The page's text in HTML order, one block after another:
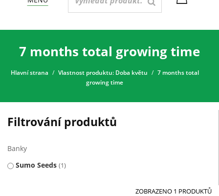
7 months total growing time
Hlavní strana Vlastnost produktu: Doba květu
7 months total
growing time
Filtrování produktů
Banky
Sumo Seeds 1
ZOBRAZENO 1 PRODUKTŮ